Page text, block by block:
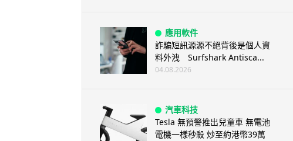
應用軟件
詐騙短訊源源不絕背後是個人資
料外洩 Surfshark Antisca...
04.08.2026
汽車科技
Tesla 無預警推出兒童車 無電池
電機一樣秒殺 炒至約港幣39萬